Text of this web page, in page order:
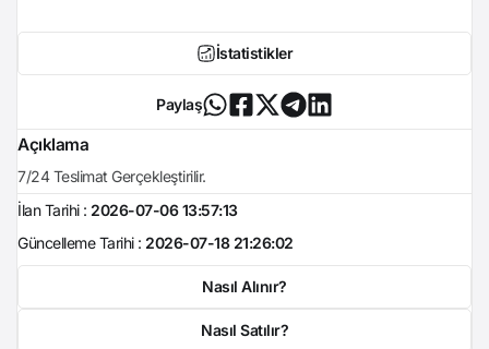
İstatistikler
Paylaş
Açıklama
7/24 Teslimat Gerçekleştirilir.
İlan Tarihi : 2026-07-06 13:57:13
Güncelleme Tarihi : 2026-07-18 21:26:02
Nasıl Alınır?
Nasıl Satılır?